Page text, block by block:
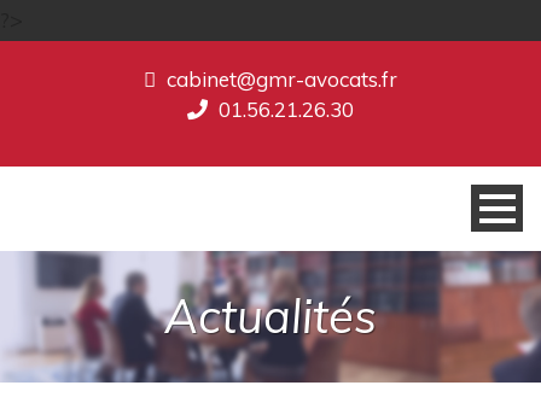
cabinet@gmr-avocats.fr
01.56.21.26.30
Actualités